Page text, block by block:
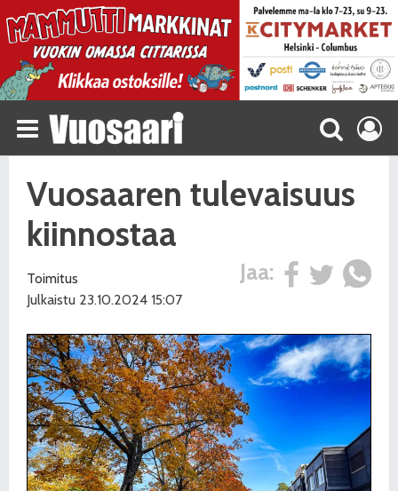
Vuosaaren tulevaisuus
kiinnostaa
Jaa:
Toimitus
Julkaistu 23.10.2024 15:07